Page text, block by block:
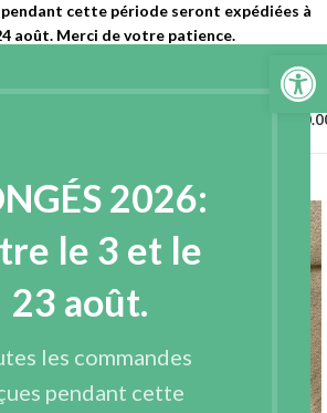
2026:
le 3 et le
23 août.
les commandes
pendant cette
Ouvrir
pendant cette période seront expédiées à
août. Merci de votre patience.